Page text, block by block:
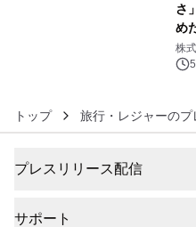
さ
め
株
トップ 旅行・レジャーの
プレスリリース配信
サポート